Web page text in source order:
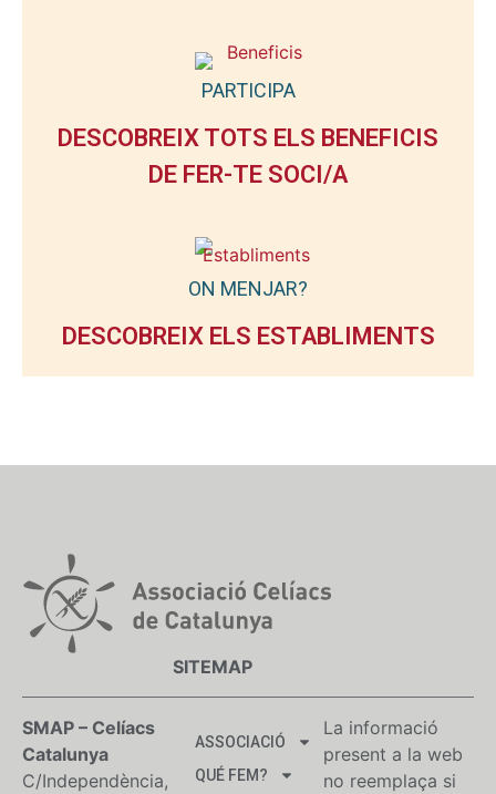
PARTICIPA
DESCOBREIX TOTS ELS BENEFICIS
DE FER-TE SOCI/A
ON MENJAR?
DESCOBREIX ELS ESTABLIMENTS
SMAP – Celíacs
Catalunya
C/Independència,
SITEMAP
ASSOCIACIÓ
QUÉ FEM?
La informació
present a la web
no reemplaça si